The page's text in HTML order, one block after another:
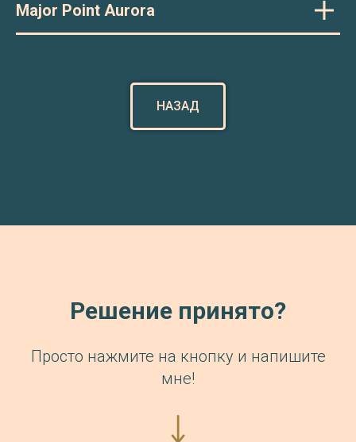
Major Point Aurora
НАЗАД
Решение принято?
Просто нажмите на кнопку и напишите
мне!